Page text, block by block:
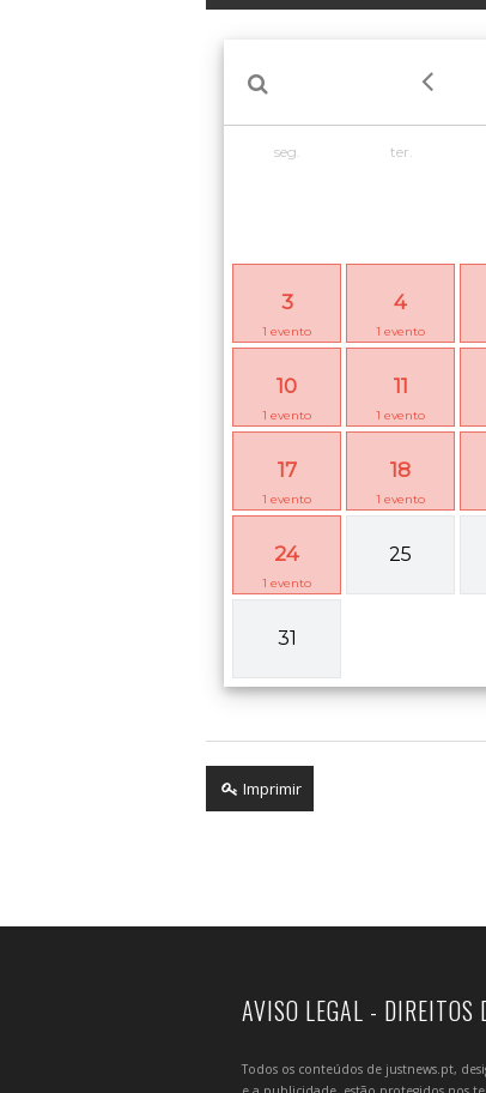
seg. ter.
3
1 evento
4
1 evento
10
1 evento
11
1 evento
17
1 evento
18
1 evento
24
1 evento
25
31
Imprimir
AVISO LEGAL - DIREITOS
Todos os conteúdos de justnews.pt,